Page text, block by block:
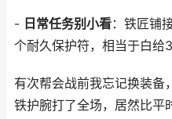
- 日常任务别小看：铁匠铺
个耐久保护符，相当于白给
有次帮会战前我忘记换装备
铁护腕打了全场，居然比平